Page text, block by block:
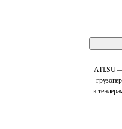
ATI.SU —
к